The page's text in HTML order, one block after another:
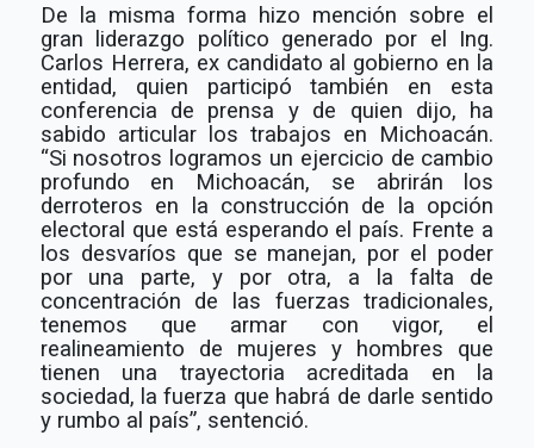
De la misma forma hizo mención sobre el
gran liderazgo político generado por el Ing.
Carlos Herrera, ex candidato al gobierno en la
entidad, quien participó también en esta
conferencia de prensa y de quien dijo, ha
sabido articular los trabajos en Michoacán.
“Si nosotros logramos un ejercicio de cambio
profundo en Michoacán, se abrirán los
derroteros en la construcción de la opción
electoral que está esperando el país. Frente a
los desvaríos que se manejan, por el poder
por una parte, y por otra, a la falta de
concentración de las fuerzas tradicionales,
tenemos que armar con vigor, el
realineamiento de mujeres y hombres que
tienen una trayectoria acreditada en la
sociedad, la fuerza que habrá de darle sentido
y rumbo al país”, sentenció.